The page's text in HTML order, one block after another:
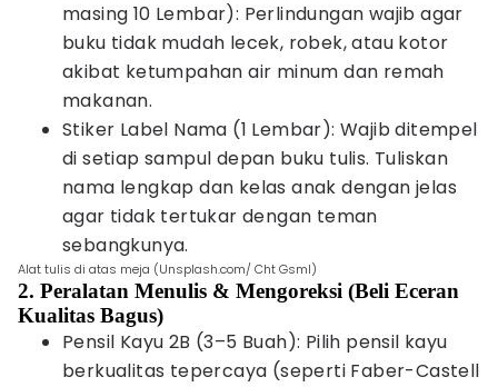
masing 10 Lembar): Perlindungan wajib agar
buku tidak mudah lecek, robek, atau kotor
akibat ketumpahan air minum dan remah
makanan.
Stiker Label Nama (1 Lembar): Wajib ditempel
di setiap sampul depan buku tulis. Tuliskan
nama lengkap dan kelas anak dengan jelas
agar tidak tertukar dengan teman
sebangkunya.
Alat tulis di atas meja (Unsplash.com/ Cht Gsml)
2. Peralatan Menulis & Mengoreksi (Beli Eceran
Kualitas Bagus)
Pensil Kayu 2B (3–5 Buah): Pilih pensil kayu
berkualitas tepercaya (seperti Faber-Castell